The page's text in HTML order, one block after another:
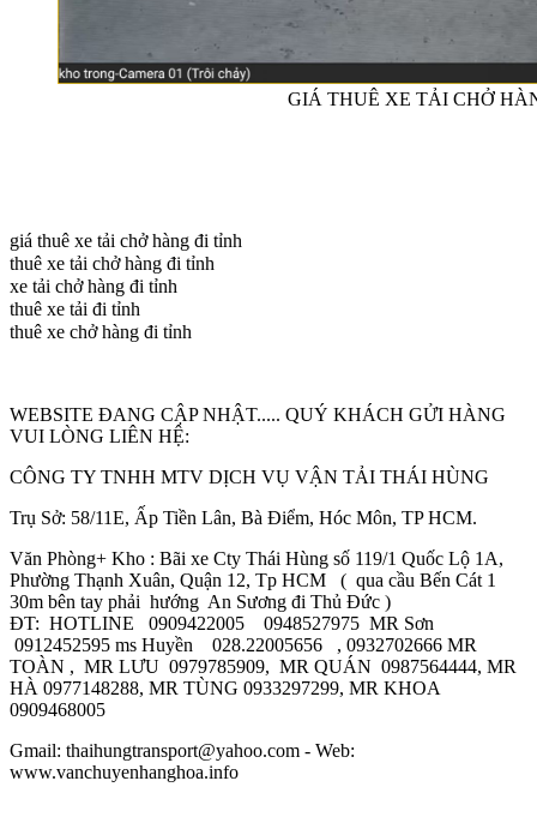
GIÁ THUÊ XE TẢI CHỞ
giá thuê xe tải chở hàng đi tỉnh
thuê xe tải chở hàng đi tỉnh
xe tải chở hàng đi tỉnh
thuê xe tải đi tỉnh
thuê xe chở hàng đi tỉnh
WEBSITE ĐANG CẬP NHẬT..... QUÝ KHÁCH GỬI HÀNG
VUI LÒNG LIÊN HỆ:
CÔNG TY TNHH MTV DỊCH VỤ VẬN TẢI THÁI HÙNG
Trụ Sở: 58/11E, Ấp Tiền Lân, Bà Điểm, Hóc Môn, TP HCM.
Văn Phòng+ Kho : Bãi xe Cty Thái Hùng số 119/1 Quốc Lộ 1A,
Phường Thạnh Xuân, Quận 12, Tp HCM ( qua cầu Bến Cát 1
30m bên tay phải hướng An Sương đi Thủ Đức )
ĐT: HOTLINE 0909422005 0948527975 MR Sơn
0912452595 ms Huyền 028.22005656 , 0932702666 MR
TOÀN , MR LƯU 0979785909, MR QUÁN 0987564444, MR
HÀ 0977148288, MR TÙNG 0933297299, MR KHOA
0909468005
Gmail: thaihungtransport@yahoo.com - Web:
www.vanchuyenhanghoa.info